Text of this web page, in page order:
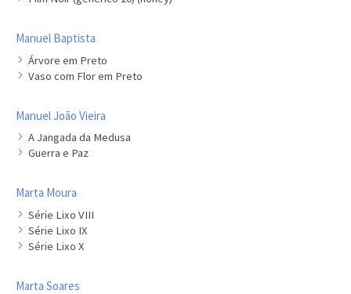
Manuel Baptista
Árvore em Preto
Vaso com Flor em Preto
Manuel João Vieira
A Jangada da Medusa
Guerra e Paz
Marta Moura
Série Lixo VIII
Série Lixo IX
Série Lixo X
Marta Soares